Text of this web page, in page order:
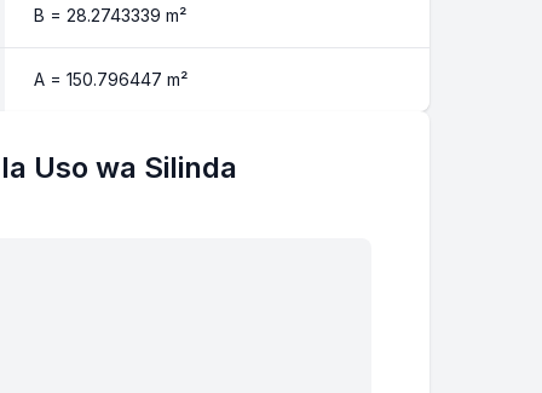
B = 28.2743339 m²
A = 150.796447 m²
Uso wa Silinda